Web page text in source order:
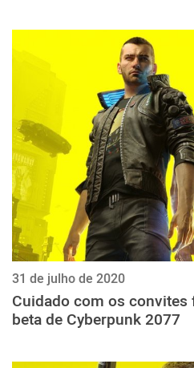
31 de julho de 2020
Cuidado com os
beta de Cyberpunk 2077